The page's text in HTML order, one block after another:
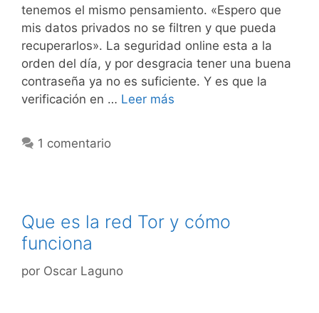
tenemos el mismo pensamiento. «Espero que
mis datos privados no se filtren y que pueda
recuperarlos». La seguridad online esta a la
orden del día, y por desgracia tener una buena
contraseña ya no es suficiente. Y es que la
verificación en … Leer más
1 comentario
Que es la red Tor y cómo
funciona
por Oscar Laguno